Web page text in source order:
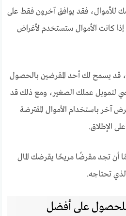
للأموال، فقد يوافق آخرون فقط على
كانت الأموال ستستخدم لأغراض
قد يسمح لك أحد المقرضين بالحصول
عملك الصغير، ومع ذلك قد
آخر باستخدام الأموال المقترضة
الإطلاق.
أن تجد مقرضًا مريحًا يقرضك المال
تحتاجه.
على أفضل